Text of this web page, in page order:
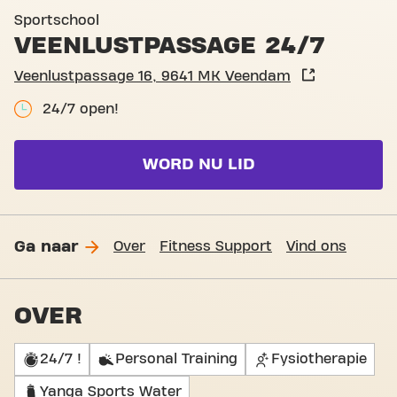
Sportschool
VEENLUSTPASSAGE 24/7
Veenlustpassage 16, 9641 MK Veendam
24/7 open!
WORD NU LID
Ga naar Over Fitness Support Vind ons
OVER
24/7 ! Personal Training Fysiotherapie
Yanga Sports Water